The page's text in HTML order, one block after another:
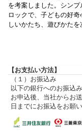
を考案しました。シン
ロックで、子どもの好
しいかたち、遊びかたを
【お支払い方法】
（１）お振込み
以下の銀行へのお振込
お申込後、当社からお
日までにお振込をお願